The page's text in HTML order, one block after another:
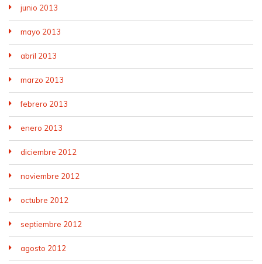
junio 2013
mayo 2013
abril 2013
marzo 2013
febrero 2013
enero 2013
diciembre 2012
noviembre 2012
octubre 2012
septiembre 2012
agosto 2012